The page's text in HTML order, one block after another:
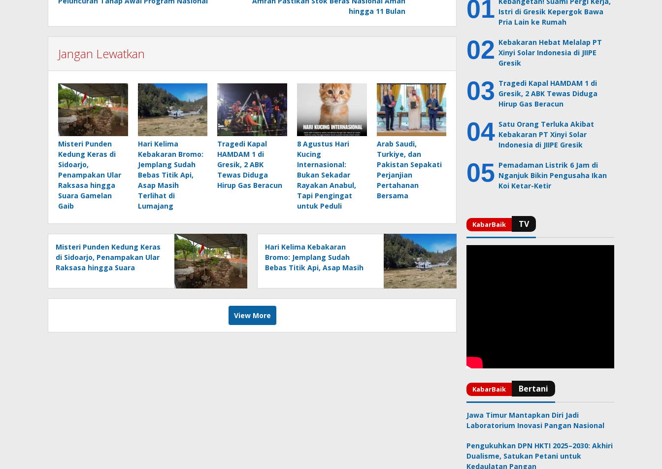
hingga 11 Bulan
Jangan Lewatkan
Misteri Punden
Kedung Keras di
Sidoarjo,
Penampakan Ular
Raksasa hingga
Suara Gamelan
Gaib
Hari Kelima
Kebakaran Bromo:
Jemplang Sudah
Bebas Titik Api,
Asap Masih
Terlihat di
Lumajang
Tragedi Kapal
HAMDAM 1 di
Gresik, 2 ABK
Tewas Diduga
Hirup Gas Beracun
8 Agustus Hari
Kucing
Internasional:
Bukan Sekadar
Rayakan Anabul,
Tapi Pengingat
untuk Peduli
Arab Saudi,
Turkiye, dan
Pakistan Sepakati
Perjanjian
Pertahanan
Bersama
Misteri Punden Kedung Keras
di Sidoarjo, Penampakan Ular
Raksasa hingga Suara
Hari Kelima Kebakaran
Bromo: Jemplang Sudah
Bebas Titik Api, Asap Masih
View More
Istri di Gresik Kepergok Bawa
Pria Lain ke Rumah
Kebakaran Hebat Melalap PT
Xinyi Solar Indonesia di JIIPE
Gresik
Tragedi Kapal HAMDAM 1 di
Gresik, 2 ABK Tewas Diduga
Hirup Gas Beracun
Satu Orang Terluka Akibat
Kebakaran PT Xinyi Solar
Indonesia di JIIPE Gresik
Pemadaman Listrik 6 Jam di
Nganjuk Bikin Pengusaha Ikan
Koi Ketar-Ketir
Jawa Timur Mantapkan Diri Jadi
Laboratorium Inovasi Pangan Nasional
Pengukuhkan DPN HKTI 2025–2030: Akhiri
Dualisme, Satukan Petani untuk
Kedaulatan Pangan